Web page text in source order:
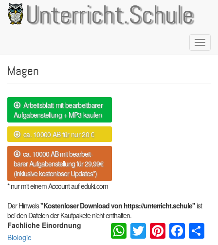
Direkt
zum
Inhalt
Unterricht.Schule
Magen
Arbeitsblatt mit bearbeitbarer
Aufgabenstellung + MP3 kaufen
ca. 10000 AB für nur 20 €
ca. 10000 AB mit bearbeit-
barer Aufgabenstellung für 29,99€
(inklusive kostenloser Updates*)
* nur mit einem Account auf eduki.com
Der Hinweis"Kostenloser Download von https://unterricht.schule"ist
bei den Dateien der Kaufpakete nicht enthalten.
Fachliche Einordnung
Biologie
WhatsApp
Twitter